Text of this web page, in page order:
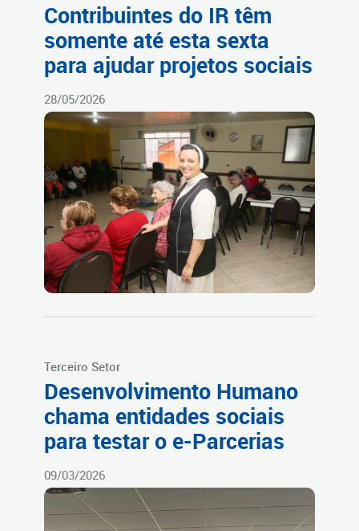
Contribuintes do IR têm
somente até esta sexta
para ajudar projetos sociais
28/05/2026
Terceiro Setor
Desenvolvimento Humano
chama entidades sociais
para testar o e-Parcerias
09/03/2026